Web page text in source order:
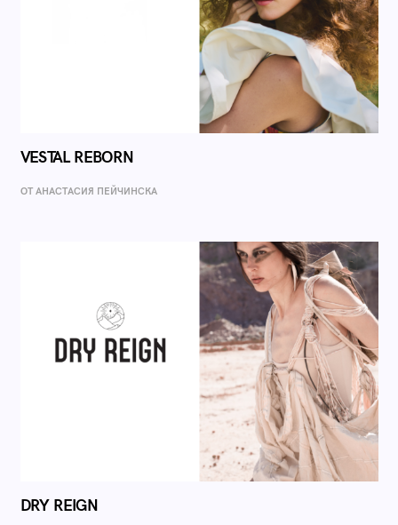
VESTAL REBORN
ОТ AНАСТАСИЯ ПЕЙЧИНСКА
DRY REIGN